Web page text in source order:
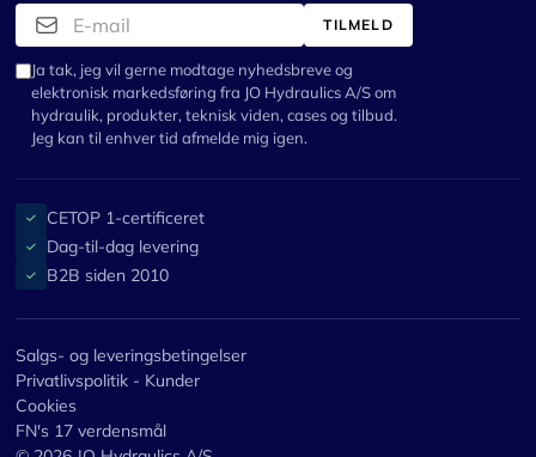
TILMELD
Ja tak, jeg vil gerne modtage nyhedsbreve og
elektronisk markedsføring fra JO Hydraulics A/S om
hydraulik, produkter, teknisk viden, cases og tilbud.
Jeg kan til enhver tid afmelde mig igen.
✓ CETOP 1-certificeret
✓ Dag-til-dag levering
✓ B2B siden 2010
Salgs- og leveringsbetingelser
Privatlivspolitik - Kunder
Cookies
FN's 17 verdensmål